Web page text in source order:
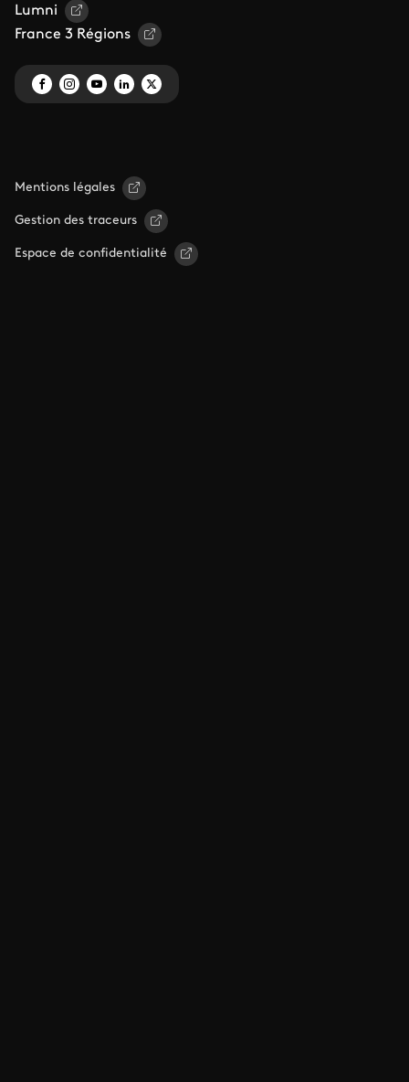
Lumni
France 3 Régions
Mentions légales
Gestion des traceurs
Espace de confidentialité